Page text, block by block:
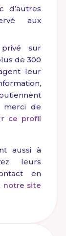
d’autres
aux
sur
de 300
leur
merci de
ce profil
aussi à
leurs
en
notre site